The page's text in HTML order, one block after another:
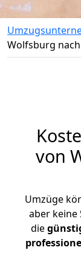
Wolfsburg
von
Umzüge
aber keine
die